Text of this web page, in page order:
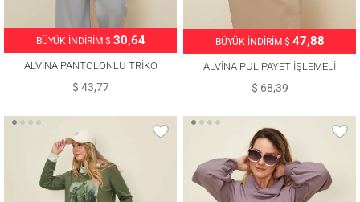
BÜYÜK İNDİRİM $ 30,64
ALVİNA PANTOLONLU TRİKO
TAKIM T 42124
$ 43,77
BÜYÜK İNDİRİM $ 47,88
ALVİNA PUL PAYET İŞLEMELİ
ELBİSE T 42436
$ 68,39